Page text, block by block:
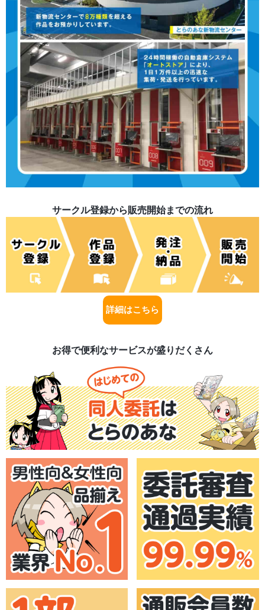
サークル登録から販売開始までの流れ
詳細はこちら
お得で便利なサービスが盛りだくさん